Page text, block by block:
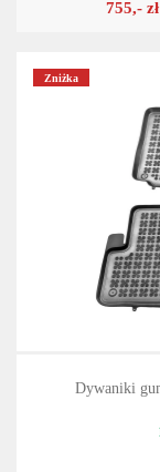
755,- zł
Zniżka
Dywaniki